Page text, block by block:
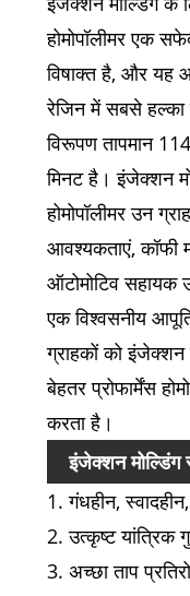
होमोपॉलीमर एक
विषाक्त है, और यह
रेजिन में सबसे हल्का
विरूपण तापमान
मिनट है। इंजेक्शन
होमोपॉलीमर उन
आवश्यकताएं, कॉफी
ऑटोमोटिव सहायक
एक विश्वसनीय
ग्राहकों को इंजेक्शन
बेहतर प्रोफार्मेंस
करता है।
इंजेक्शन
पॉलीप्रोपाइलीन
1. गंधहीन,
2. उत्कृष्ट
3. अच्छा ताप